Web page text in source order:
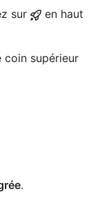
sur
en haut
coin supérieur
.